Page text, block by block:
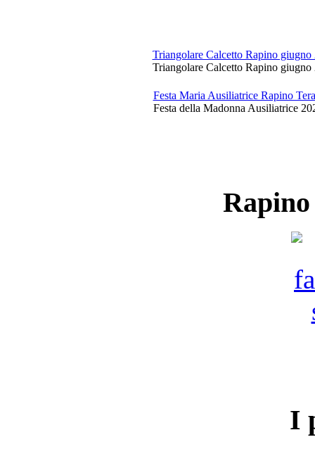
Triangolare Calcetto Rapino giugno
Triangolare Calcetto Rapino giugno
Festa Maria Ausiliatrice Rapino
Festa della Madonna Ausiliatrice
Rapino
I